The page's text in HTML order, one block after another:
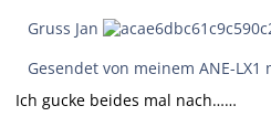
Gruss Jan
Gesendet von meinem ANE-LX1
Ich gucke beides mal nach……